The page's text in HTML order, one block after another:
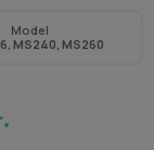
Model
MS240, MS260